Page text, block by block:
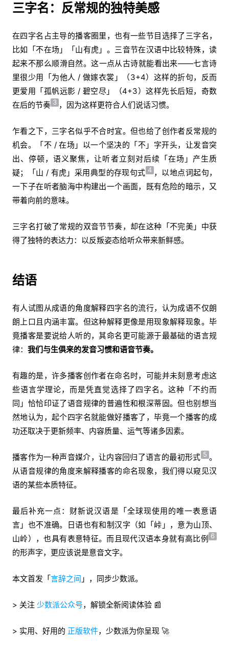
三字名：反常规的独特美感
在四字名占主导的播客圈里，也有一些节目选择了三字名，
比如「不在场」「山有虎」。三音节在汉语中比较特殊，读
起来不那么顺滑自然。这一点从古诗就能看出来——七言诗
里很少用「为他人 / 做嫁衣裳」（3+4）这样的折句，反而
更爱用「孤帆远影 / 碧空尽」（4+3）这样先长后短，奇数
在后的节奏 3 ，因为这样更符合人们说话习惯。
乍看之下，三字名似乎不合时宜。但也给了创作者反常规的
机会。「不 / 在场」以一个坚决的「不」字开头，让发音突
出、停顿，语义聚焦，让听者立刻对后续「在场」产生质
疑；「山 / 有虎」采用典型的存现句式 4 ，以地点词起句，
一下子在听者脑海中构建出一个画面，既有危险的暗示，又
带着向前的意味。
三字名打破了常规的双音节节奏，却在这种「不完美」中获
得了独特的表达力：以反叛姿态给听众带来新鲜感。
结语
有人试图从成语的角度解释四字名的流行，认为成语不仅朗
朗上口且内涵丰富。但这种解释更像是用现象解释现象。毕
竟播客是要说给人听的，其命名更可能源于最基础的语言规
律： 我们与生俱来的发音习惯和语音节奏。
有趣的是，许多播客创作者在命名时，可能并未刻意考虑这
些语言学理论，而是凭直觉选择了四字名。这种「不约而
同」恰恰印证了语音规律的普遍性和根深蒂固。但也别想当
然地认为，起个四字名就能做好播客了，毕竟一个播客的成
功还取决于更新频率、内容质量、运气等诸多因素。
播客作为一种声音媒介，让内容回归了语言的最初形式 5 。
从语音规律的角度来解释播客的命名现象，我们得以窥见汉
语的某些本质特征。
最后补充一点：财新说汉语是「全球现使用的唯一表意语
言」也不准确。日语也有和制汉字（如「峠」，意为山顶、
山岭），也具有表意特征。而且现代汉语本身就有高比例 6
的形声字，更应该说是意音文字。
本文首发「言辞之间 」，同步少数派。
> 关注 少数派公众号，解锁全新阅读体验 📰
> 实用、好用的 正版软件，少数派为你呈现 🚀